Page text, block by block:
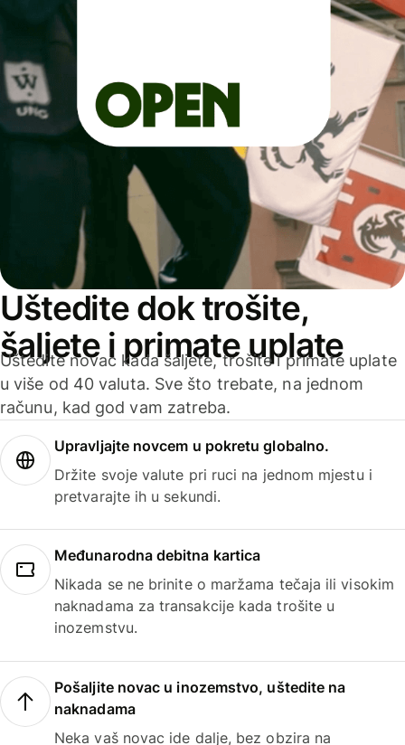
Uštedite dok trošite,
šaljete i primate uplate
Uštedite novac kada šaljete, trošite i primate uplate
u više od 40 valuta. Sve što trebate, na jednom
računu, kad god vam zatreba.
Upravljajte novcem u pokretu globalno.
Držite svoje valute pri ruci na jednom mjestu i
pretvarajte ih u sekundi.
Međunarodna debitna kartica
Nikada se ne brinite o maržama tečaja ili visokim
naknadama za transakcije kada trošite u
inozemstvu.
Pošaljite novac u inozemstvo, uštedite na
naknadama
Neka vaš novac ide dalje, bez obzira na